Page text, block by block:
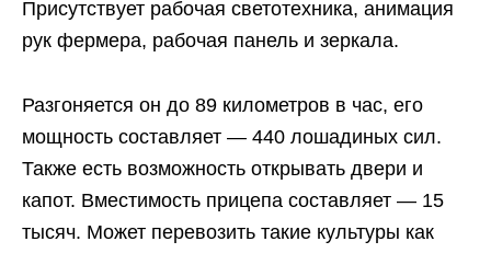
Присутствует рабочая светотехника, анимация
рук фермера, рабочая панель и зеркала.
Разгоняется он до 89 километров в час, его
мощность составляет — 440 лошадиных сил.
Также есть возможность открывать двери и
капот. Вместимость прицепа составляет — 15
тысяч. Может перевозить такие культуры как